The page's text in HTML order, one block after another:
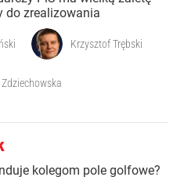
do zrealizowania
Krzysztof Trębski
kolegom pole golfowe?